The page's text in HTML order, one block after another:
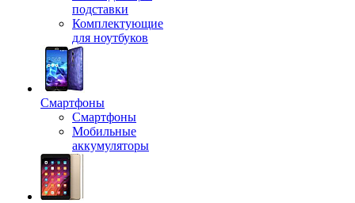
подставки
Комплектующие
для ноутбуков
Смартфоны
Смартфоны
Мобильные
аккумуляторы